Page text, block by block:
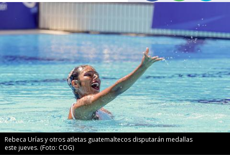
Rebeca Urías y otros atletas guatemaltecos disputarán medallas
este jueves. (Foto: COG)